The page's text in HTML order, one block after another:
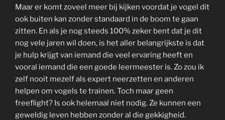
Maar er komt zoveel meer bij kijken voordat je vogel dit
ook buiten kan zonder standaard in de boom te gaan
zitten. En als je nog steeds 100% zeker bent dat je dit
nog vele jaren wil doen, is het aller belangrijkste is dat
je hulp krijgt van iemand die veel ervaring heeft en
vooral iemand die een goede leermeester is. Zo zou ik
zelf nooit mezelf als expert neerzetten en anderen
helpen om vogels te trainen. Toch maar geen
freeflight? Is ook helemaal niet nodig. Ze kunnen een
geweldig leven hebben zonder al die gekkigheid.